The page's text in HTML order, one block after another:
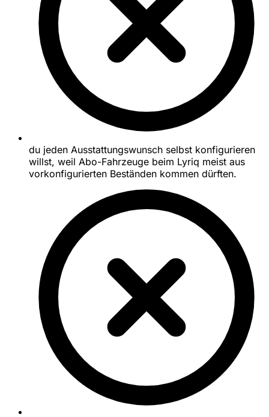
du jeden Ausstattungswunsch selbst konfigurieren
willst, weil Abo-Fahrzeuge beim Lyriq meist aus
vorkonfigurierten Beständen kommen dürften.